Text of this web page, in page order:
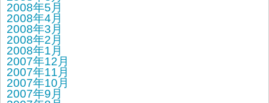
2008年5月
2008年4月
2008年3月
2008年2月
2008年1月
2007年12月
2007年11月
2007年10月
2007年9月